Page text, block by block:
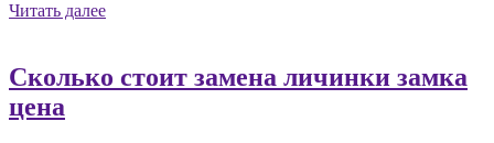
Читать далее
Сколько стоит замена личинки замка
цена